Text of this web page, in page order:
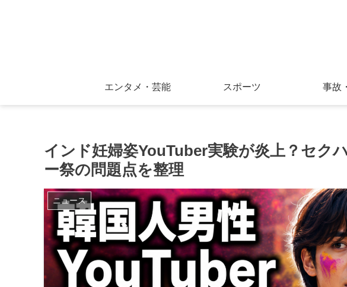
エンタメ・芸能 スポーツ 事故
インド妊婦姿YouTuber実験が炎上？セク
ー祭の問題点を整理
ニュース